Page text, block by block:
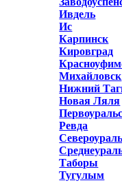
Ивдель
Ис
Карпинск
Кировград
Михайловск
Нижний
Новая Ляля
Ревда
Таборы
Тугулым